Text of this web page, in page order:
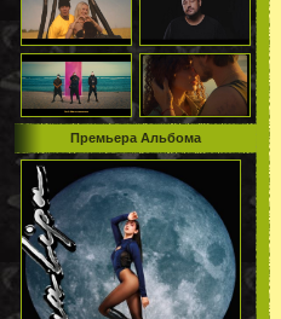
Премьера Альбома